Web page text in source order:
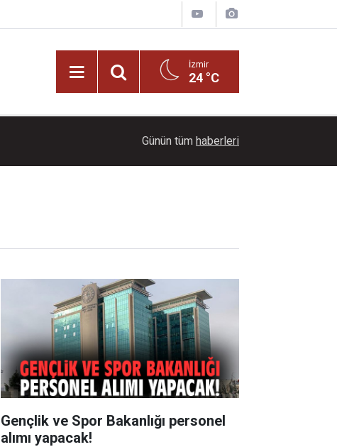
İzmir
24 °C
Ayçiçeği tarlaları ihtişamıyla görenleri büyüledi!
Günün tüm haberleri
Gençlik ve Spor Bakanlığı personel
alımı yapacak!